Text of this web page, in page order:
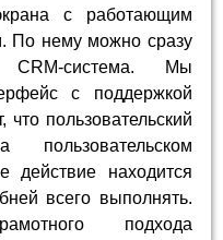
с работающим
По нему можно сразу
система. Мы
с поддержкой
что пользовательский
действие находится
всего выполнять.
подхода